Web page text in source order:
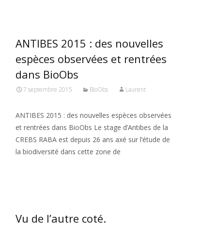
ANTIBES 2015 : des nouvelles
espèces observées et rentrées
dans BioObs
7 septembre 2015 BioObs Laurent
ANTIBES 2015 : des nouvelles espèces observées
et rentrées dans BioObs Le stage d’Antibes de la
CREBS RABA est depuis 26 ans axé sur l’étude de
la biodiversité dans cette zone de
Vu de l’autre coté.